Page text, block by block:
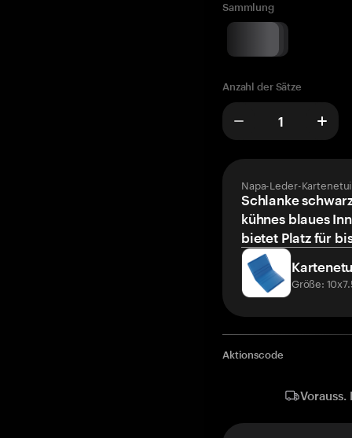
Sammlung
Anzahl der Sätze
Napa-Leder-
Schlanke
kühnes blaues
bietet Platz für
Größe:
Aktionscode